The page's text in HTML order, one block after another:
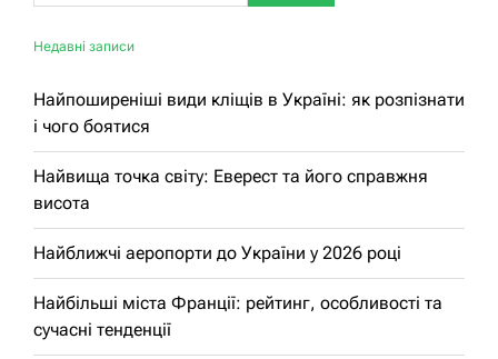
Недавні записи
Найпоширеніші види кліщів в Україні: як розпізнати
і чого боятися
Найвища точка світу: Еверест та його справжня
висота
Найближчі аеропорти до України у 2026 році
Найбільші міста Франції: рейтинг, особливості та
сучасні тенденції